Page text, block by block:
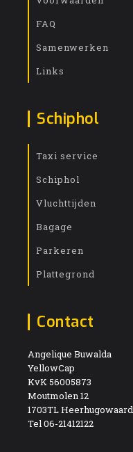
FAQ
Samenwerken
Links
Schiphol
Taxi service
Schiphol
Vluchttijden
Bagage
Parkeren
Plattegrond
Contact
Angelique Buwalda
YellowCap
KvK 56005873
Moutmolen 12
1703TL Heerhugowaard
Tel 06-21412122